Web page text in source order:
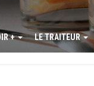
+ LE TRAITEUR